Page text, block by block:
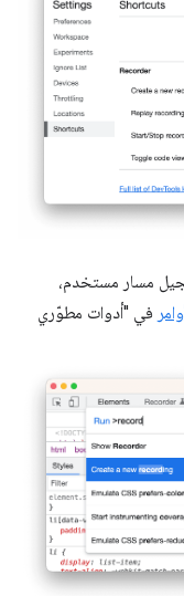
مسار مستخدم،
في "أدوات مطوّري